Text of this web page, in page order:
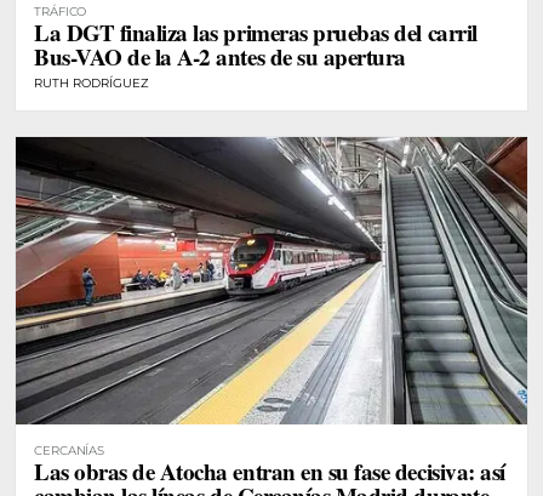
TRÁFICO
La DGT finaliza las primeras pruebas del carril
Bus-VAO de la A-2 antes de su apertura
RUTH RODRÍGUEZ
CERCANÍAS
Las obras de Atocha entran en su fase decisiva: así